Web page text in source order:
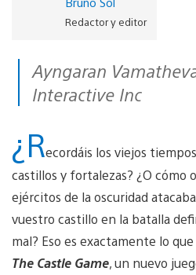
Redactor y editor
Ayngaran Vamatheva, Neptune
Interactive Inc
¿Recordáis los viejos
castillos y fortalezas? ¿O cómo
ejércitos de la oscuridad
vuestro castillo en la batalla
mal? Eso es exactamente lo
The Castle Game, un nuevo